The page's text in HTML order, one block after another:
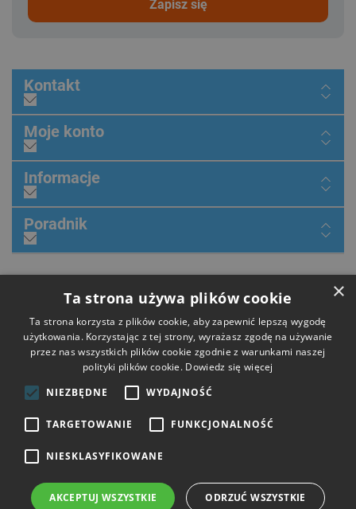
zapisz się
Kontakt
Moje konto
Informacje
Poradnik
Płatności
×
Ta strona używa plików cookie
Ta strona korzysta z plików cookie, aby zapewnić lepszą wygodę
użytkowania. Korzystając z tej strony, wyrażasz zgodę na używanie
przez nas wszystkich plików cookie zgodnie z warunkami naszej
polityki plików cookie. Dowiedz się więcej
NIEZBĘDNE
WYDAJNOŚĆ
TARGETOWANIE FUNKCJONALNOŚĆ
NIESKLASYFIKOWANE
AKCEPTUJ WSZYSTKIE ODRZUĆ WSZYSTKIE